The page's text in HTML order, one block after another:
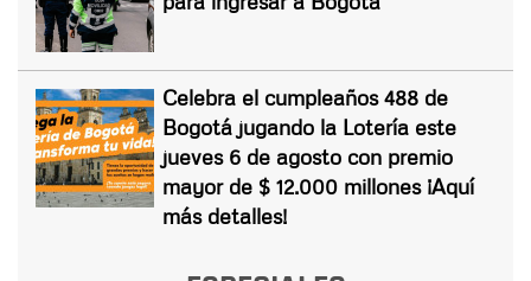
Celebra el cumpleaños 488 de
Bogotá jugando la Lotería este
jueves 6 de agosto con premio
mayor de $ 12.000 millones ¡Aquí
más detalles!